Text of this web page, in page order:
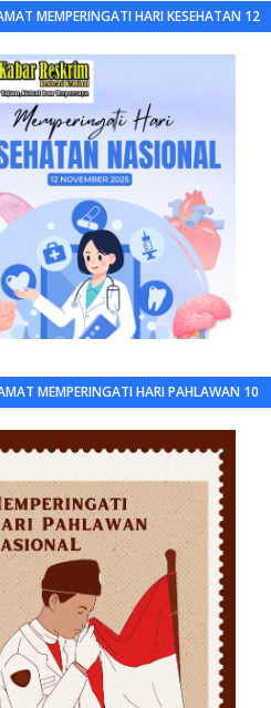
MEMPERINGATI HARI KESEHATAN 12
MEMPERINGATI HARI PAHLAWAN 10